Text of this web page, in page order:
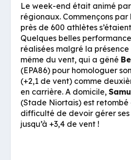
Le week-end était animé
régionaux. Commençons
près de 600 athlètes
Quelques belles
réalisées malgré la
même du vent, qui a gêné
(EPA86) pour homologuer
(+2,1 de vent) comme
en carrière. A domicile,
(Stade Niortais) est retombé
difficulté de devoir gérer
jusqu’à +3,4 de vent !